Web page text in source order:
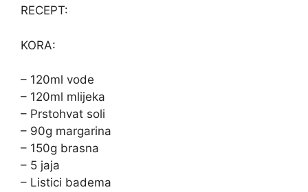
RECEPT:
KORA:
– 120ml vode
– 120ml mlijeka
– Prstohvat soli
– 90g margarina
– 150g brasna
– 5 jaja
– Listici badema